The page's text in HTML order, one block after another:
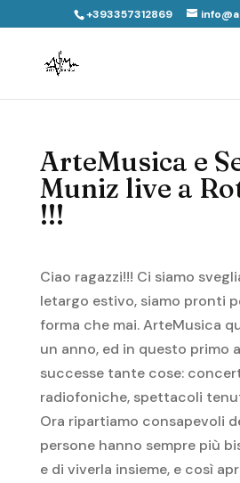
+393357312869
ArteMusica e
Muniz live a
!!!
Ciao ragazzi!!! Ci siamo
letargo estivo, siamo pronti
forma che mai. ArteMusica
un anno, ed in questo primo
successe tante cose:
radiofoniche, spettacoli
Ora ripartiamo consapevoli
persone hanno sempre più
e di viverla insieme, e così